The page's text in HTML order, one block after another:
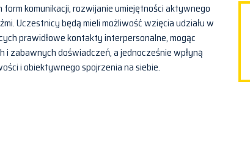
komunikacji, rozwijanie umiejętności aktywnego
Uczestnicy będą mieli możliwość wzięcia udziału w
prawidłowe kontakty interpersonalne, mogąc
zabawnych doświadczeń, a jednocześnie wpłyną
i obiektywnego spojrzenia na siebie.